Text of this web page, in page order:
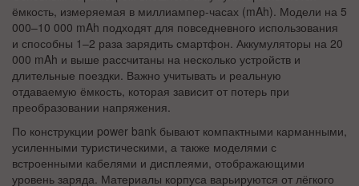
ёмкость, измеряемая в миллиампер-часах (mAh). Модели на 5
000–10 000 mAh подходят для повседневного использования
и способны 1–2 раза зарядить смартфон. Аккумуляторы на 20
000 mAh и выше рассчитаны на несколько устройств и
длительные поездки. Важно учитывать и реальную
отдаваемую ёмкость, которая зависит от потерь при
преобразовании напряжения.
По конструкции power bank бывают компактными карманными,
усиленными туристическими, а также моделями с
встроенными кабелями и дисплеями, отображающими
уровень заряда. Материалы корпуса варьируются от лёгкого